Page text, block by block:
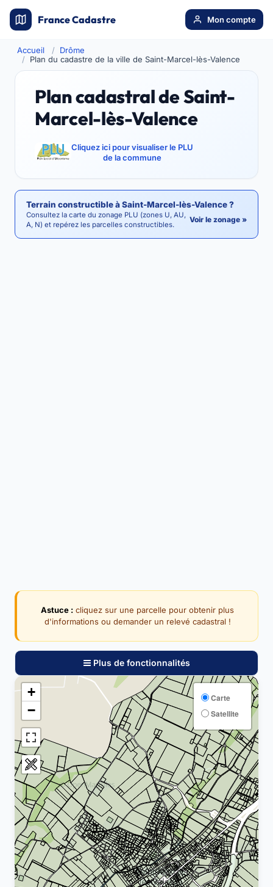
France Cadastre Mon compte
Accueil
Drôme
Plan du cadastre de la ville de Saint-Marcel-lès-Valence
Plan cadastral de Saint-
Marcel-lès-Valence
Cliquez ici pour visualiser le PLU
de la commune
Terrain constructible à Saint-Marcel-lès-Valence ?
Consultez la carte du zonage PLU (zones U, AU,
A, N) et repérez les parcelles constructibles.
Voir le zonage »
Astuce : cliquez sur une parcelle pour obtenir plus
d'informations ou demander un relevé cadastral !
Plus de fonctionnalités
+
−
Carte
Satellite